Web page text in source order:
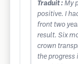
Traduit : My
positive. I
front two
result. Six
crown
the progress